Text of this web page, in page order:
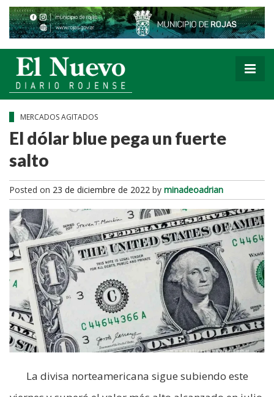
MERCADOS AGITADOS
El dólar blue pega un fuerte
salto
Posted on 23 de diciembre de 2022 by minadeoadrian
La divisa norteamericana sigue subiendo este